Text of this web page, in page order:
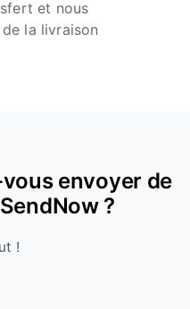
et nous
la livraison
envoyer de
?
!